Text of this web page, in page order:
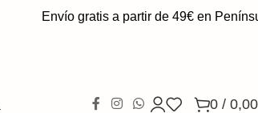
Envío gratis a partir de 49€ en Península.
0 / 0,00